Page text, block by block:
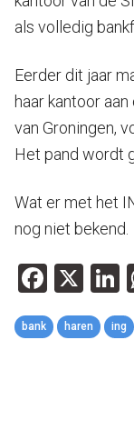
als volledig
Eerder dit jaar
haar kantoor
van Groningen,
Het pand wordt
Wat er met het
nog niet bekend.
X
bank haren ing